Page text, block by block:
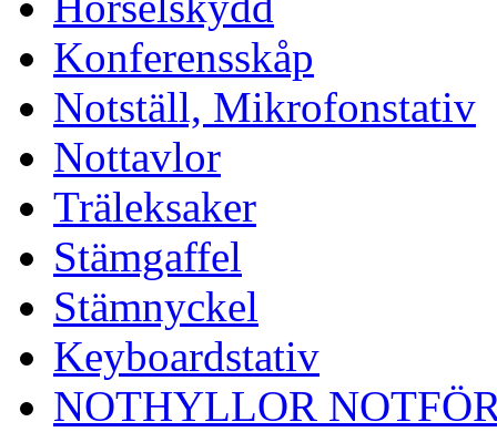
Konferensskåp
Notställ, Mikrofonstativ
Nottavlor
Träleksaker
Stämgaffel
Stämnyckel
Keyboardstativ
NOTHYLLOR